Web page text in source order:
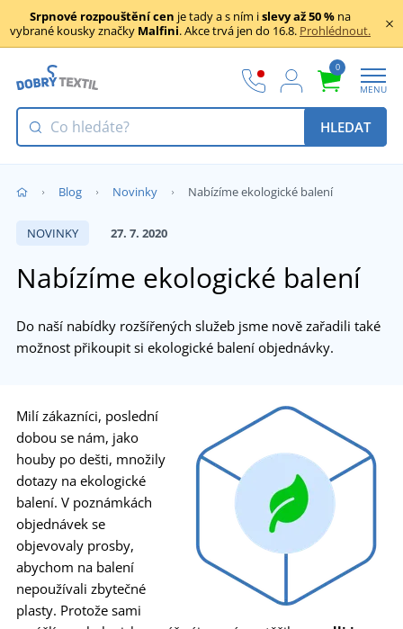
Srpnové rozpouštění cen je tady a s ním islevy až 50 % na
vybrané kousky značky Malfini. Akce trvá jen do 16.8. Prohlédnout.
0
MENU
HLEDAT
Blog Novinky Nabízíme ekologické balení
NOVINKY 27. 7. 2020
Nabízíme ekologické balení
Do naší nabídky rozšířených služeb jsme nově zařadili také
možnost přikoupit si ekologické balení objednávky.
Milí zákazníci, poslední
dobou se nám, jako
houby po dešti, množily
dotazy na ekologické
balení. V poznámkách
objednávek se
objevovaly prosby,
abychom na balení
nepoužívali zbytečné
plasty. Protože sami